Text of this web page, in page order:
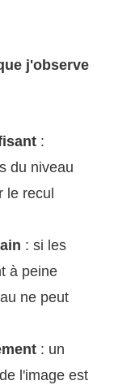
j'observe
:
du niveau
le recul
: si les
à peine
ne peut
: un
l'image est